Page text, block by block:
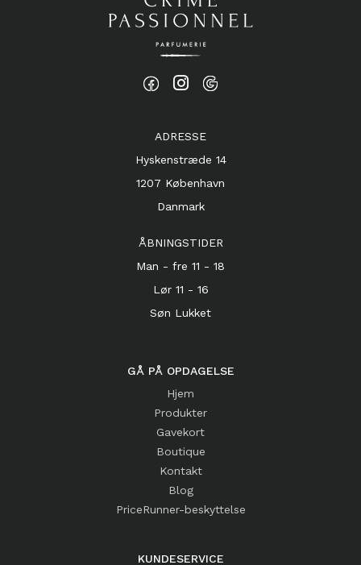
ADRESSE
Hyskenstræde 14
1207 København
Danmark
ÅBNINGSTIDER
Man - fre 11 - 18
Lør 11 - 16
Søn Lukket
GÅ PÅ OPDAGELSE
Hjem
Produkter
Gavekort
Boutique
Kontakt
Blog
PriceRunner-beskyttelse
KUNDESERVICE